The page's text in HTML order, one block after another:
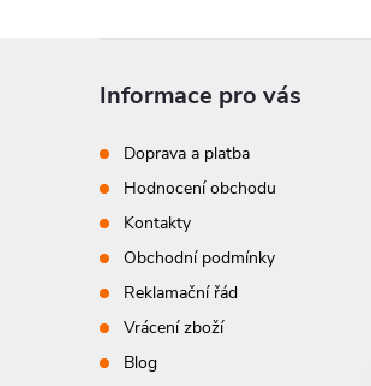
Informace pro vás
Doprava a platba
Hodnocení obchodu
Kontakty
Obchodní podmínky
Reklamační řád
Vrácení zboží
Blog